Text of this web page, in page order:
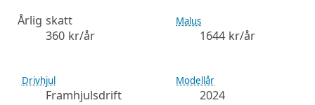
Årlig skatt
360 kr/år
Malus
1644 kr/år
Drivhjul
Framhjulsdrift
Modellår
2024